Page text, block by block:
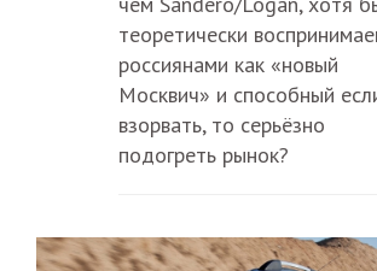
теоретически
россиянами как «новый
Москвич» и способный
взорвать, то серьёзно
подогреть рынок?